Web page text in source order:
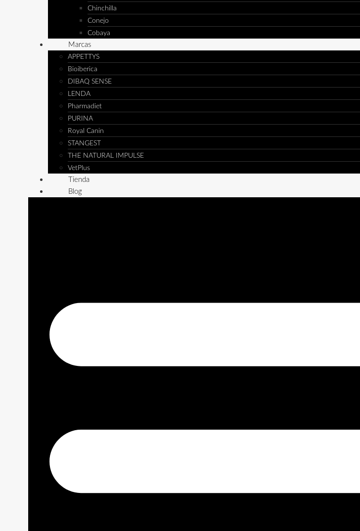
Chinchilla
Conejo
Cobaya
Marcas
APPETTYS
Bioiberica
DIBAQ SENSE
LENDA
Pharmadiet
PURINA
Royal Canin
STANGEST
THE NATURAL IMPULSE
VetPlus
Tienda
Blog